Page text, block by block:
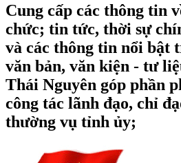
Cung cấp các thông tin
chức; tin tức, thời sự
và các thông tin nổi bật
văn bản, văn kiện - tư
Thái Nguyên góp phần
công tác lãnh đạo, chỉ
thường vụ tỉnh ủy;